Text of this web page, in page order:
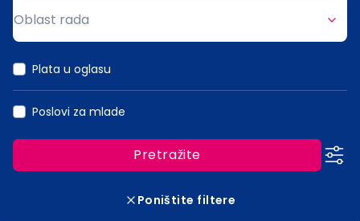
Oblast rada
Plata u oglasu
Poslovi za mlade
Pretražite
Poništite filtere